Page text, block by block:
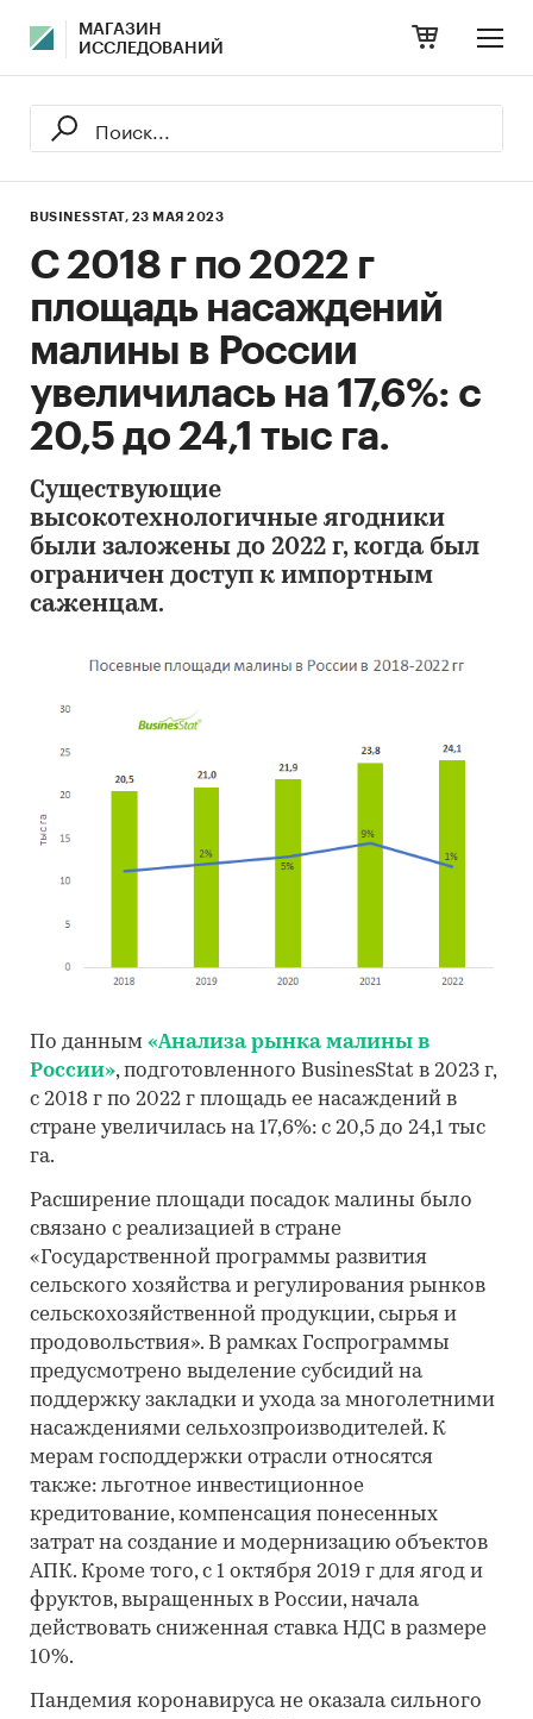
МАГАЗИН
ИССЛЕДОВАНИЙ
BUSINESSTAT, 23 МАЯ 2023
С 2018 г по 2022 г
площадь насаждений
малины в России
увеличилась на 17,6%: с
20,5 до 24,1 тыс га.
Существующие
высокотехнологичные ягодники
были заложены до 2022 г, когда был
ограничен доступ к импортным
саженцам.
По данным «Анализа рынка малины в
России», подготовленного BusinesStat в 2023 г,
c 2018 г по 2022 г площадь ее насаждений в
стране увеличилась на 17,6%: с 20,5 до 24,1 тыс
га.
Расширение площади посадок малины было
связано с реализацией в стране
«Государственной программы развития
сельского хозяйства и регулирования рынков
сельскохозяйственной продукции, сырья и
продовольствия». В рамках Госпрограммы
предусмотрено выделение субсидий на
поддержку закладки и ухода за многолетними
насаждениями сельхозпроизводителей. К
мерам господдержки отрасли относятся
также: льготное инвестиционное
кредитование, компенсация понесенных
затрат на создание и модернизацию объектов
АПК. Кроме того, с 1 октября 2019 г для ягод и
фруктов, выращенных в России, начала
действовать сниженная ставка НДС в размере
10%.
Пандемия коронавируса не оказала сильного